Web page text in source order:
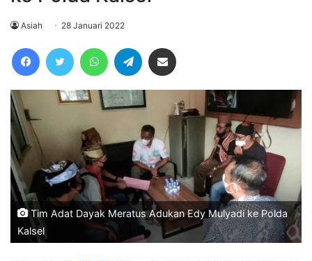
Asiah 28 Januari 2022
FacebookTwitter WhatsAppTelegram
Tim Adat Dayak Meratus Adukan Edy Mulyadi ke Polda
Kalsel